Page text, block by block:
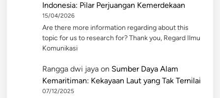
Indonesia: Pilar Perjuangan Kemerdekaan
15/04/2026
Are there more information regarding about this
topic for us to research for? Thank you, Regard Ilmu
Komunikasi
Rangga dwi jaya on Sumber Daya Alam
Kemaritiman: Kekayaan Laut yang Tak Ternilai
07/12/2025